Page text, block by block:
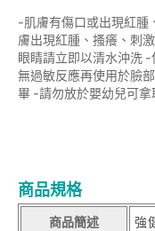
-肌膚有傷口或出現紅腫
膚出現紅腫、搔癢、刺
眼睛請立即以清水沖洗
無過敏反應再使用於臉
畢 -請勿放於嬰幼兒可拿
商品規格
商品簡述 強